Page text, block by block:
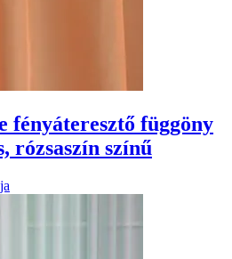
fényáteresztő függöny
rózsaszín színű